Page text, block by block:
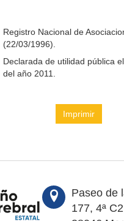
Registro Nacional de
(22/03/1996).
Declarada de utilidad pública
del año 2011.
Imprimir
Paseo de
177, 4ª C2